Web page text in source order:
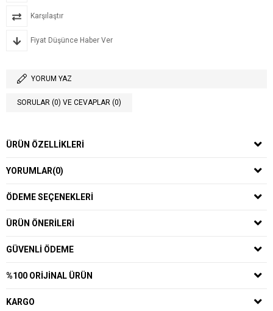
Karşılaştır
Fiyat Düşünce Haber Ver
YORUM YAZ
SORULAR (0) VE CEVAPLAR (0)
ÜRÜN ÖZELLIKLERI
YORUMLAR(0)
ÖDEME SEÇENEKLERI
ÜRÜN ÖNERILERI
GÜVENLI ÖDEME
%100 ORIJINAL ÜRÜN
KARGO